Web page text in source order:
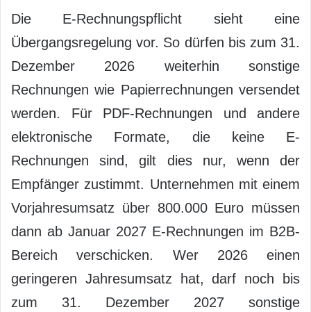
Die E-Rechnungspflicht sieht eine
Übergangsregelung vor. So dürfen bis zum 31.
Dezember 2026 weiterhin sonstige
Rechnungen wie Papierrechnungen versendet
werden. Für PDF-Rechnungen und andere
elektronische Formate, die keine E-
Rechnungen sind, gilt dies nur, wenn der
Empfänger zustimmt. Unternehmen mit einem
Vorjahresumsatz über 800.000 Euro müssen
dann ab Januar 2027 E-Rechnungen im B2B-
Bereich verschicken. Wer 2026 einen
geringeren Jahresumsatz hat, darf noch bis
zum 31. Dezember 2027 sonstige